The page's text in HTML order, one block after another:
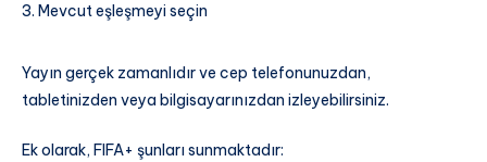
Mevcut eşleşmeyi seçin
Yayın gerçek zamanlıdır ve cep telefonunuzdan,
tabletinizden veya bilgisayarınızdan izleyebilirsiniz.
Ek olarak, FIFA+ şunları sunmaktadır: